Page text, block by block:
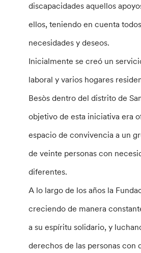
discapacidades aquellos
ellos, teniendo en cuenta
necesidades y deseos.
Inicialmente se creó un
laboral y varios hogares
Besòs dentro del distrito de
objetivo de esta iniciativa era
espacio de convivencia a un
de veinte personas con
diferentes.
A lo largo de los años la
creciendo de manera
a su espíritu solidario, y
derechos de las personas con